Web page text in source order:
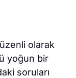
olarak
yoğun bir
soruları